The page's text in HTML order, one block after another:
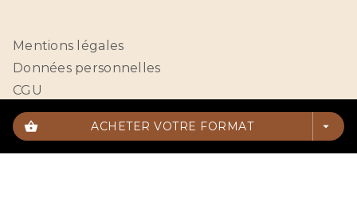
shopping_basket ACHETER VOTRE FORMAT arrow_drop_down
Mentions légales
Données personnelles
CGU
Paramétrer vos cookies